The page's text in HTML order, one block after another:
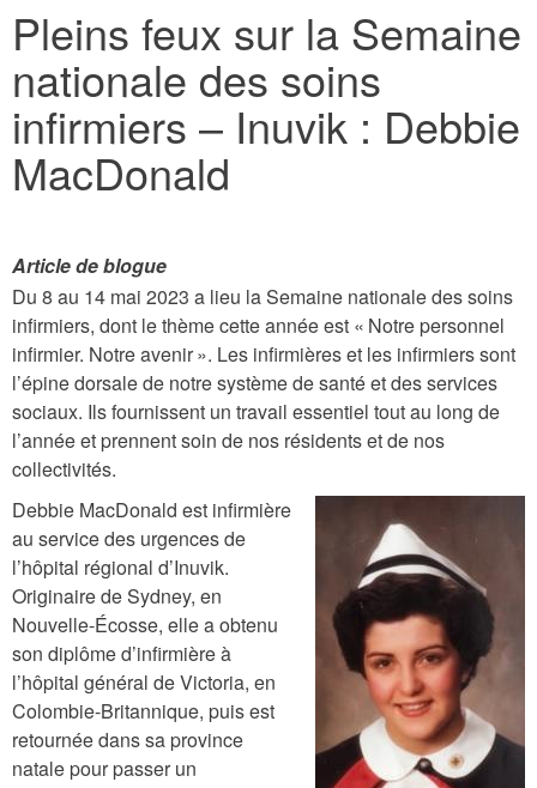
are
here
Pleins feux sur la Semaine
nationale des soins
infirmiers – Inuvik : Debbie
MacDonald
Article de blogue
Du 8 au 14 mai 2023 a lieu la Semaine nationale des soins
infirmiers, dont le thème cette année est « Notre personnel
infirmier. Notre avenir ». Les infirmières et les infirmiers sont
l’épine dorsale de notre système de santé et des services
sociaux. Ils fournissent un travail essentiel tout au long de
l’année et prennent soin de nos résidents et de nos
collectivités.
b
b
1
Debbie MacDonald est infirmière
au service des urgences de
l’hôpital régional d’Inuvik.
Originaire de Sydney, en
Nouvelle-Écosse, elle a obtenu
son diplôme d’infirmière à
l’hôpital général de Victoria, en
Colombie-Britannique, puis est
retournée dans sa province
natale pour passer un